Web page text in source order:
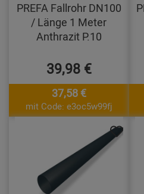
PREFA Fallrohr DN100
/ Länge 1 Meter
Anthrazit P.10
39,98 €
37,58 €
mit Code: e3oc5w99fj